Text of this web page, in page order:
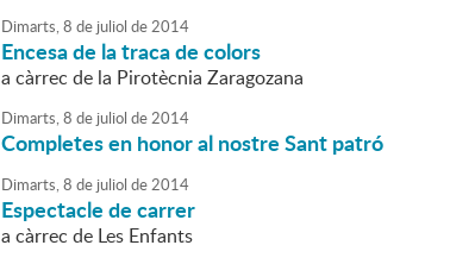
Dimarts,8 de juliol de2014
Encesa de la traca de colors
a càrrec de la Pirotècnia Zaragozana
Dimarts,8 de juliol de2014
Completes en honor al nostre Sant patró
Dimarts,8 de juliol de2014
Espectacle de carrer
a càrrec de Les Enfants